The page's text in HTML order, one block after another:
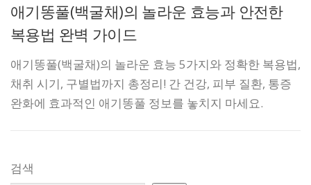
애기똥풀(백굴채)의 놀라운 효능과 안전한
복용법 완벽 가이드
애기똥풀(백굴채)의 놀라운 효능 5가지와 정확한 복용법,
채취 시기, 구별법까지 총정리! 간 건강, 피부 질환, 통증
완화에 효과적인 애기똥풀 정보를 놓치지 마세요.
검색